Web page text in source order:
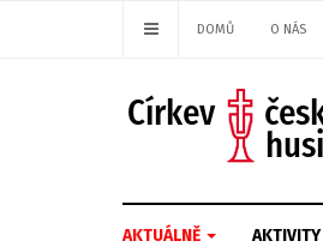
DOMŮ O NÁS
AKTUÁLNĚ AKTIVITY